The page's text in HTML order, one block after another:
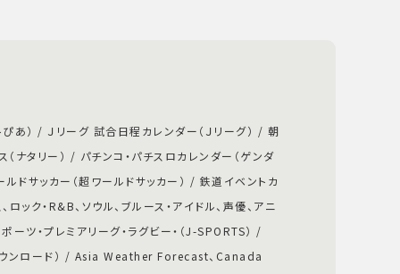
あ） / Ｊリーグ 試合日程カレンダー（Ｊリーグ） / 朝
タリー） / パチンコ・パチスロカレンダー（ゲンダ
ドサッカー（超ワールドサッカー） / 鉄道イベントカ
ック・R&B、ソウル、ブルース・アイドル、声優、アニ
ツ・プレミアリーグ・ラグビー・（J-SPORTS） /
ンロード） / Asia Weather Forecast、Canada